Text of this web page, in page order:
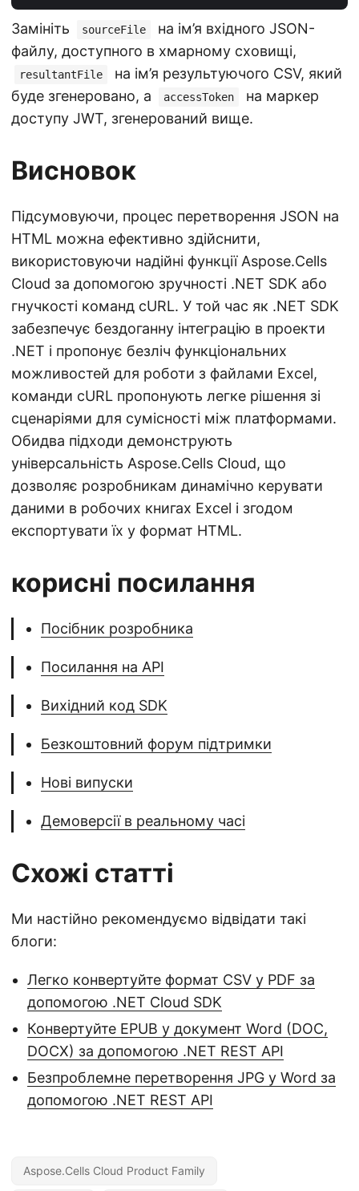
Замініть sourceFile
на ім’я вхідного JSON-
файлу, доступного в хмарному сховищі,
resultantFile
на ім’я результуючого CSV, який
буде згенеровано, а
accessToken
на маркер
доступу JWT, згенерований вище.
Висновок
Підсумовуючи, процес перетворення JSON на
HTML можна ефективно здійснити,
використовуючи надійні функції Aspose.Cells
Cloud за допомогою зручності .NET SDK або
гнучкості команд cURL. У той час як .NET SDK
забезпечує бездоганну інтеграцію в проекти
.NET і пропонує безліч функціональних
можливостей для роботи з файлами Excel,
команди cURL пропонують легке рішення зі
сценаріями для сумісності між платформами.
Обидва підходи демонструють
універсальність Aspose.Cells Cloud, що
дозволяє розробникам динамічно керувати
даними в робочих книгах Excel і згодом
експортувати їх у формат HTML.
корисні посилання
Посібник розробника
Посилання на API
Вихідний код SDK
Безкоштовний форум підтримки
Нові випуски
Демоверсії в реальному часі
Схожі статті
Ми настійно рекомендуємо відвідати такі
блоги:
Легко конвертуйте формат CSV у PDF за
допомогою .NET Cloud SDK
Конвертуйте EPUB у документ Word (DOC,
DOCX) за допомогою .NET REST API
Безпроблемне перетворення JPG у Word за
допомогою .NET REST API
Aspose.Cells Cloud Product Family